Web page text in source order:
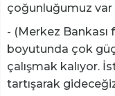
çoğunluğumuz var
- (Merkez
boyutunda çok
çalışmak kalıyor.
tartışarak